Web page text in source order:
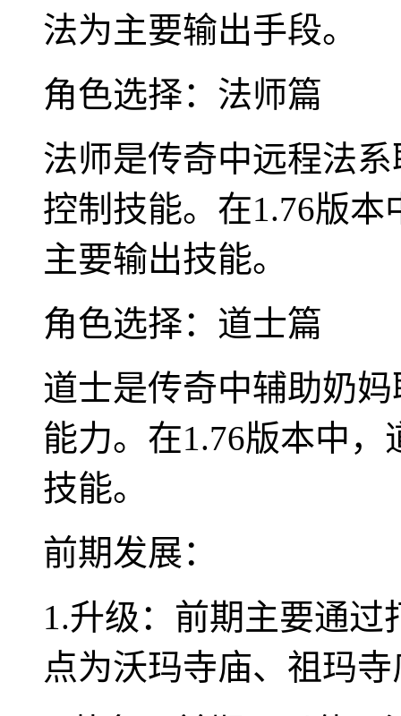
法为主要输出手段。
角色选择：法师篇
法师是传奇中远程法
控制技能。在1.76版
主要输出技能。
角色选择：道士篇
道士是传奇中辅助奶
能力。在1.76版本中
技能。
前期发展：
1.升级：前期主要通
点为沃玛寺庙、祖玛